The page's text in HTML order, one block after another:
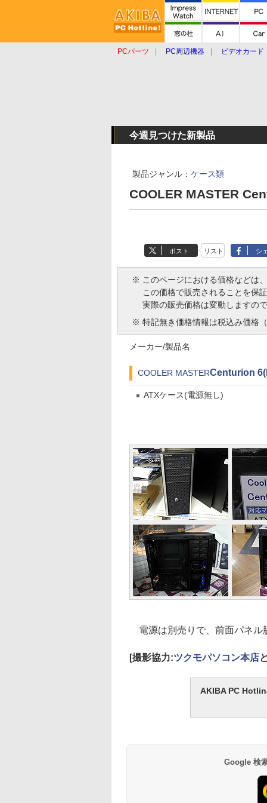
PCパーツ PC周辺機器 ビデオカード
今週見つけた新製品
製品ジャンル： ケース類
COOLER MASTER
ポスト リスト シ
※ このページにおける価格などは
この価格で販売されることを保
実際の販売価格は変動しますの
※ 特記無き価格情報は税込み価格
メーカー/製品名
COOLER MASTERCenturion
ATXケース(電源無し)
電源は別売りで、前面パネル
[撮影協力:ツクモパソコン本店と
AKIBA PC
Google 検